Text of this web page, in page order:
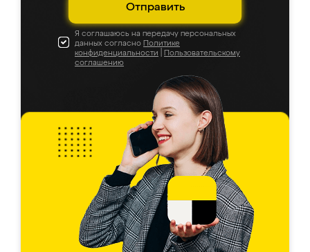
Отправить
Я соглашаюсь на передачу персональных
данных согласно Политике
конфиденциальности
Пользовательскому
соглашению